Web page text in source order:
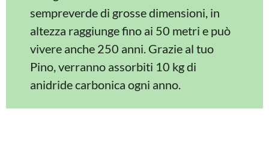
sempreverde di grosse dimensioni, in
altezza raggiunge fino ai 50 metri e può
vivere anche 250 anni. Grazie al tuo
Pino, verranno assorbiti 10 kg di
anidride carbonica ogni anno.